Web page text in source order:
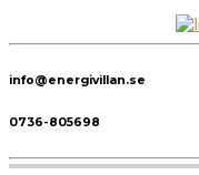
info@energivillan.se
0736-805698